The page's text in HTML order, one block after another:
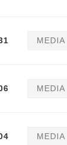
MEDIA
MEDIA
MEDIA